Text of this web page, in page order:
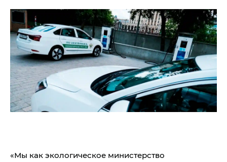
«Мы как экологическое министерство